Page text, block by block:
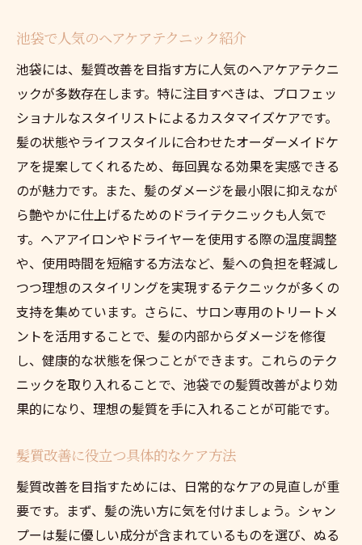
池袋で人気のヘアケアテクニック紹介
池袋には、髪質改善を目指す方に人気のヘアケアテクニ
ックが多数存在します。特に注目すべきは、プロフェッ
ショナルなスタイリストによるカスタマイズケアです。
髪の状態やライフスタイルに合わせたオーダーメイドケ
アを提案してくれるため、毎回異なる効果を実感できる
のが魅力です。また、髪のダメージを最小限に抑えなが
ら艶やかに仕上げるためのドライテクニックも人気で
す。ヘアアイロンやドライヤーを使用する際の温度調整
や、使用時間を短縮する方法など、髪への負担を軽減し
つつ理想のスタイリングを実現するテクニックが多くの
支持を集めています。さらに、サロン専用のトリートメ
ントを活用することで、髪の内部からダメージを修復
し、健康的な状態を保つことができます。これらのテク
ニックを取り入れることで、池袋での髪質改善がより効
果的になり、理想の髪質を手に入れることが可能です。
髪質改善に役立つ具体的なケア方法
髪質改善を目指すためには、日常的なケアの見直しが重
要です。まず、髪の洗い方に気を付けましょう。シャン
プーは髪に優しい成分が含まれているものを選び、ぬる